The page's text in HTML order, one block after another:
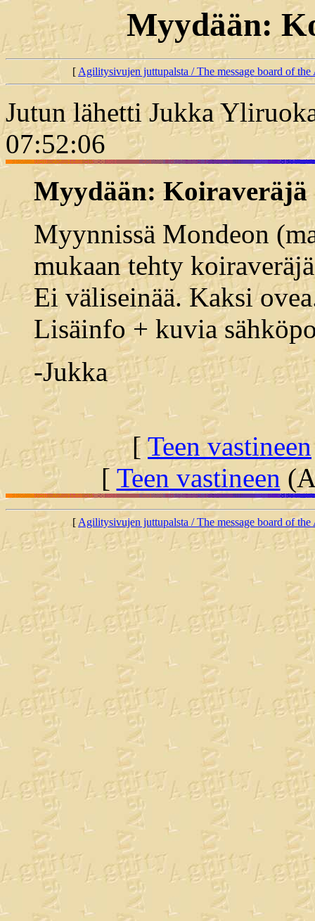
Myydään:
[Agilitysivujen juttupalsta / The message board of
Jutun lähetti Jukka
07:52:06
Myydään: Koiraveräjä
Myynnissä Mondeon
mukaan tehty
Ei väliseinää. Kaksi
Lisäinfo + kuvia
-Jukka
[Teen vastineen
[ Teen vastineen
[Agilitysivujen juttupalsta / The message board of